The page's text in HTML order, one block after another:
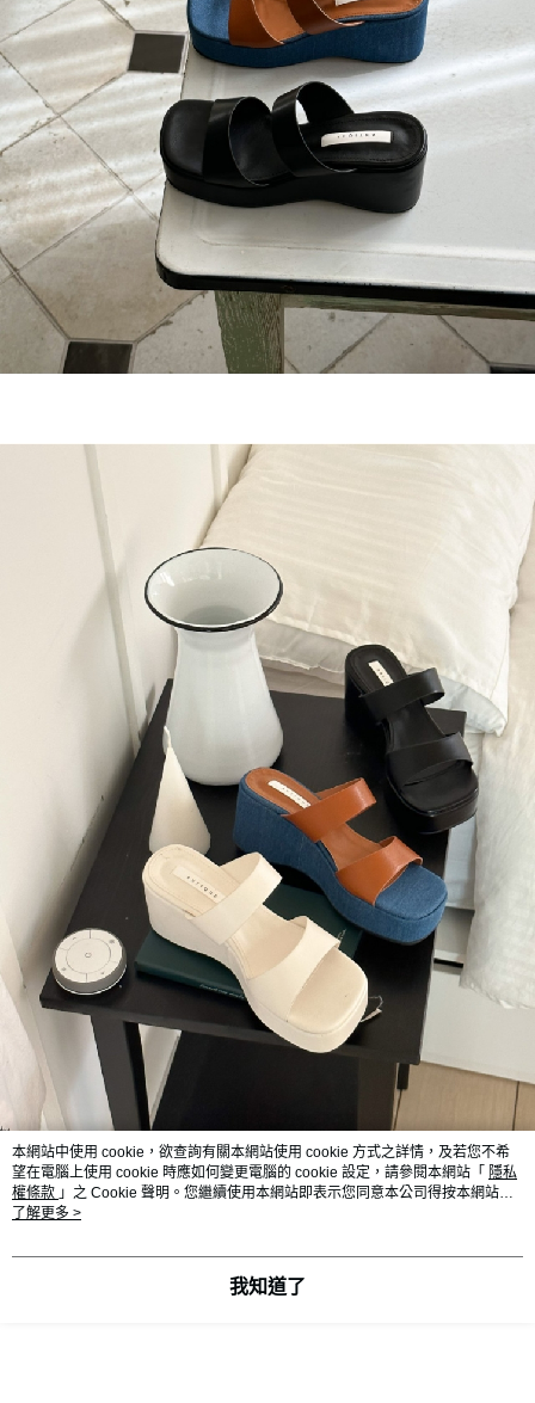
本網站中使用 cookie，欲查詢有關本網站使用 cookie 方式之詳情，及若您不希
望在電腦上使用 cookie 時應如何變更電腦的 cookie 設定，請參閱本網站「 隱私
權條款 」之 Cookie 聲明。您繼續使用本網站即表示您同意本公司得按本網站使
用條款之 Cookie 聲明使用 cookie。
了解更多 >
我知道了